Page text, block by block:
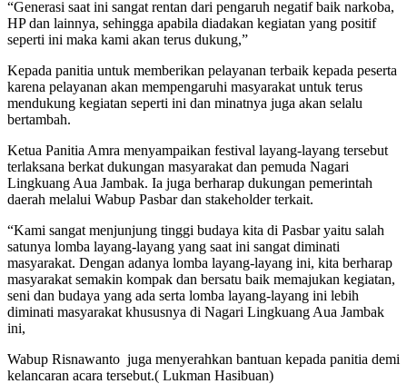
“Generasi saat ini sangat rentan dari pengaruh negatif baik narkoba,
HP dan lainnya, sehingga apabila diadakan kegiatan yang positif
seperti ini maka kami akan terus dukung,”
Kepada panitia untuk memberikan pelayanan terbaik kepada peserta
karena pelayanan akan mempengaruhi masyarakat untuk terus
mendukung kegiatan seperti ini dan minatnya juga akan selalu
bertambah.
Ketua Panitia Amra menyampaikan festival layang-layang tersebut
terlaksana berkat dukungan masyarakat dan pemuda Nagari
Lingkuang Aua Jambak. Ia juga berharap dukungan pemerintah
daerah melalui Wabup Pasbar dan stakeholder terkait.
“Kami sangat menjunjung tinggi budaya kita di Pasbar yaitu salah
satunya lomba layang-layang yang saat ini sangat diminati
masyarakat. Dengan adanya lomba layang-layang ini, kita berharap
masyarakat semakin kompak dan bersatu baik memajukan kegiatan,
seni dan budaya yang ada serta lomba layang-layang ini lebih
diminati masyarakat khususnya di Nagari Lingkuang Aua Jambak
ini,
Wabup Risnawanto juga menyerahkan bantuan kepada panitia demi
kelancaran acara tersebut.( Lukman Hasibuan)